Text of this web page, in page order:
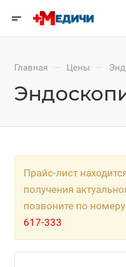
Главная — Цены —
Прайс-лист
получения
позвоните по
617-333